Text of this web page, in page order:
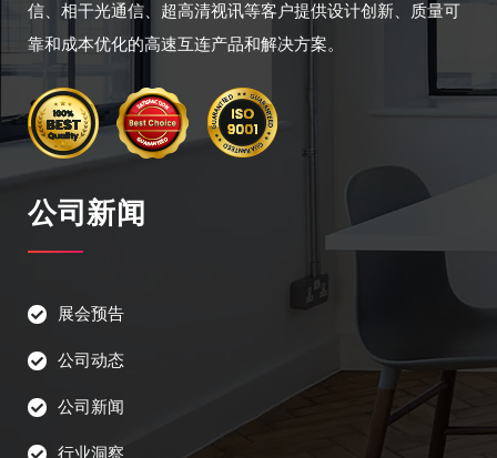
信、相干光通信、超高清视讯等客户提供设计创新、质量可
靠和成本优化的高速互连产品和解决方案。
公司新闻
展会预告
公司动态
公司新闻
行业洞察